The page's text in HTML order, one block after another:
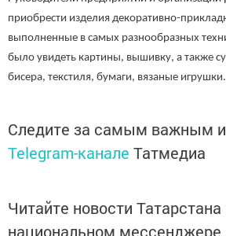
приобрести изделия декоративно-
выполненные в самых разнообразных
было увидеть картины, вышивку, а также
бисера, текстиля, бумаги, вязаные игрушки.
Следите за самым важным
Telegram-канале Татмедиа
Читайте новости Татарстана
национальном